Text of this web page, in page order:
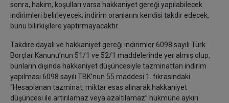
sonra, hakim, koşulları varsa hakkaniyet gereği yapılabilecek
indirimleri belirleyecek; indirim oranlarını kendisi takdir edecek,
bunu bilirkişilere yaptırmayacaktır.
Takdire dayalı ve hakkaniyet gereği indirimler 6098 sayılı Türk
Borçlar Kanunu’nun 51/1 ve 52/1 maddelerinde yer almış olup,
bunların dışında hakkaniyet düşüncesiyle tazminattan indirim
yapılması 6098 sayılı TBK’nun 55.maddesi 1. fıkrasındaki
“Hesaplanan tazminat, miktar esas alınarak hakkaniyet
düşüncesi ile artırılamaz veya azaltılamaz” hükmüne aykırı